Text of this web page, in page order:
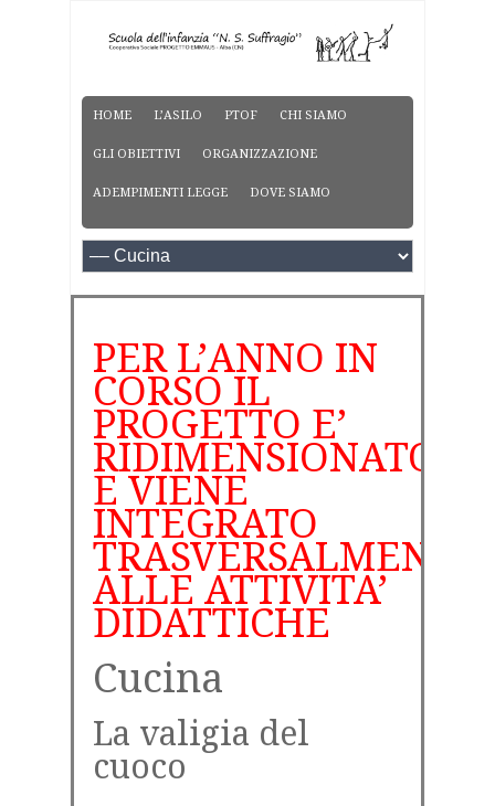
HOME L’ASILO PTOF CHI SIAMO
GLI OBIETTIVI ORGANIZZAZIONE
ADEMPIMENTI LEGGE DOVE SIAMO
PER L’ANNO IN
CORSO IL
PROGETTO E’
RIDIMENSIONATO
E VIENE
INTEGRATO
TRASVERSALMENTE
ALLE ATTIVITA’
DIDATTICHE
Cucina
La valigia del
cuoco